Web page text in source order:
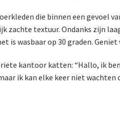
die binnen een gevoel
zachte textuur. Ondanks zijn
is wasbaar op 30 graden.
kantoor katten: “Hallo, ik
ik kan elke keer niet